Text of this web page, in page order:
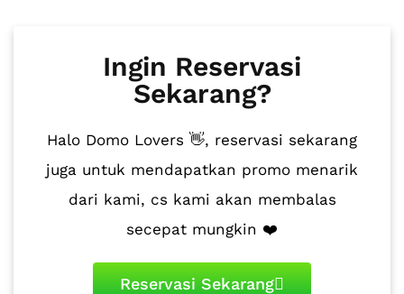
Ingin Reservasi
Sekarang?
Halo Domo Lovers 👋, reservasi sekarang
juga untuk mendapatkan promo menarik
dari kami, cs kami akan membalas
secepat mungkin ❤️
Reservasi Sekarang